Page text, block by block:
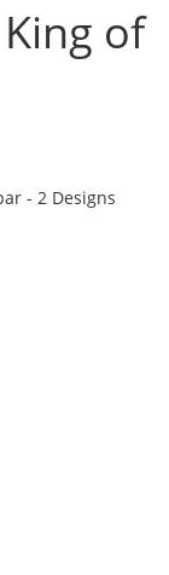
of
- 2 Designs